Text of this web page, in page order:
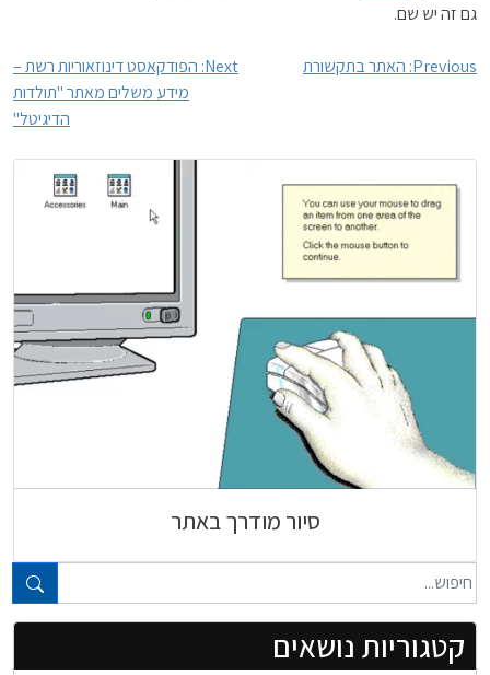
טקסט חופשי...
קטגוריות נושאים
גם זה יש שם.
ניווט
Previous: האתר בתקשורת Next: הפודקאסט דינוזאוריות רשת –
מידע משלים מאתר "תולדות
הדיגיטל"
סיור מודרך באתר